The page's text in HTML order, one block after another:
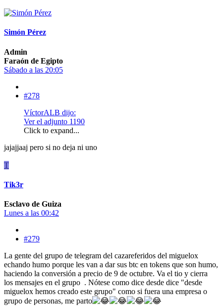
Simón Pérez
Admin
Faraón de Egipto
Sábado a las 20:05
#278
VíctorALB dijo:
Ver el adjunto 1190
Click to expand...
jajajjaaj pero si no deja ni uno
T
Tik3r
Esclavo de Guiza
Lunes a las 00:42
#279
La gente del grupo de telegram del cazareferidos del miguelox
echando humo porque les van a dar sus btc en tokens que son humo,
haciendo la conversión a precio de 9 de octubre. Va el tio y cierra
los mensajes en el grupo . Nótese como dice desde dice "desde
miguelox hemos creado este grupo" como si fuera una empresa o
grupo de personas, me parto